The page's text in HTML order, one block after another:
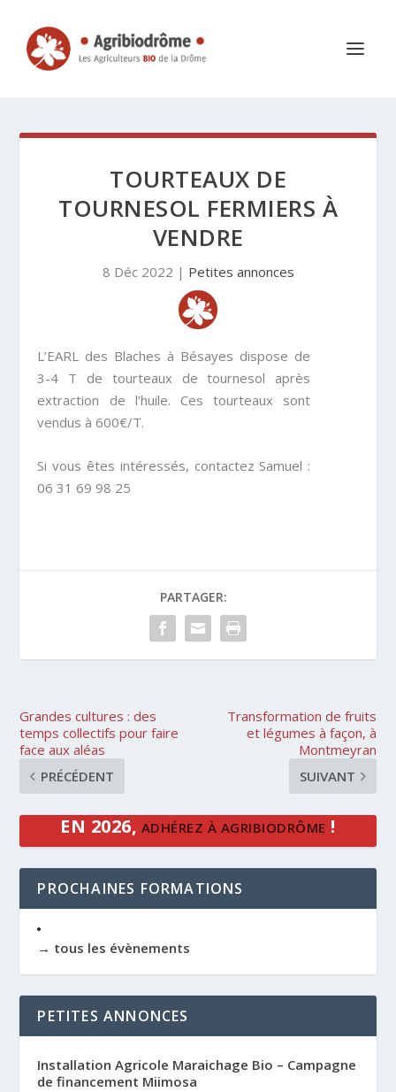
TOURTEAUX DE
TOURNESOL FERMIERS À
VENDRE
8 Déc 2022 | Petites annonces
L’EARL des Blaches à Bésayes dispose de
3-4 T de tourteaux de tournesol après
extraction de l’huile. Ces tourteaux sont
vendus à 600€/T.
Si vous êtes intéressés, contactez Samuel :
06 31 69 98 25
PARTAGER:
Grandes cultures : des
temps collectifs pour faire
face aux aléas
PRÉCÉDENT
Transformation de fruits
et légumes à façon, à
Montmeyran
SUIVANT
EN 2026, ADHÉREZ À AGRIBIODRÔME !
PROCHAINES FORMATIONS
→ tous les évènements
PETITES ANNONCES
Installation Agricole Maraichage Bio – Campagne
de financement Miimosa